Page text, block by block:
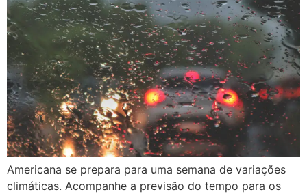
Americana se prepara para uma semana de variações
climáticas. Acompanhe a previsão do tempo para os